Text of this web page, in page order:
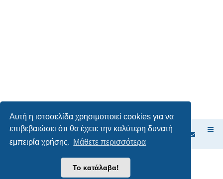
Αυτή η ιστοσελίδα χρησιμοποιεί cookies για να
επιβεβαιώσει ότι θα έχετε την καλύτερη δυνατή
εμπειρία χρήσης. Μάθετε περισσότερα
Το κατάλαβα!
Ευρετήριο Δ. Συζήτησης
Δημιουργήθηκε απόphpBB® Forum Software © phpBB Limited
Ελληνική μετάφραση από τοphpbbgr.com